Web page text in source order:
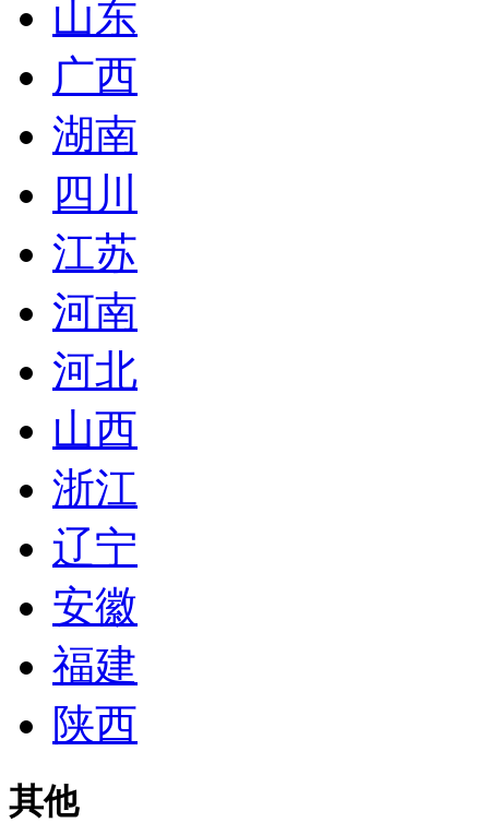
山东
广西
湖南
四川
江苏
河南
河北
山西
浙江
辽宁
安徽
福建
陕西
其他